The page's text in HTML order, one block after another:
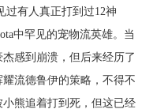
过有人真正打到过12神
中罕见的宠物流英雄。当
感到崩溃，但后来经历了
流德鲁伊的策略，不得不
熊追着打到死，但这已经